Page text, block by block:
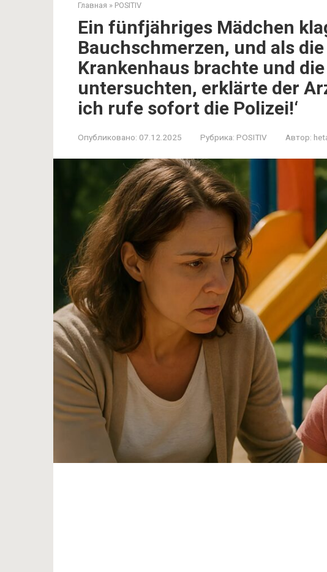
Главная » POSITIV
Ein fünfjähriges Mädchen
Bauchschmerzen, und als
Krankenhaus brachte und
untersuchten, erklärte der
ich rufe sofort die Polizei!‘
Опубликовано: 07.12.2025 Рубрика: POSITIV Автор: